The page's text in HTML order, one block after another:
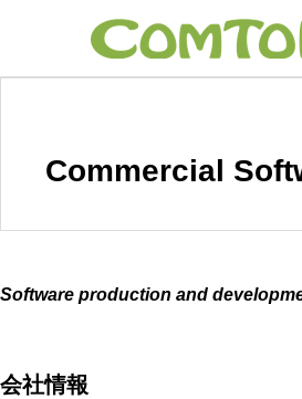
Commercial
Software production and
会社情報